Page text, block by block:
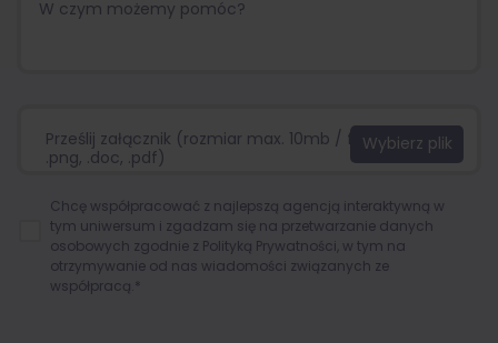
Prześlij załącznik (rozmiar max. 10mb / format:.jpg,
.png, .doc, .pdf)
Chcę współpracować z najlepszą agencją interaktywną w
tym uniwersum i zgadzam się na przetwarzanie danych
osobowych zgodnie z Polityką Prywatności , w tym na
otrzymywanie od nas wiadomości związanych ze
współpracą.*